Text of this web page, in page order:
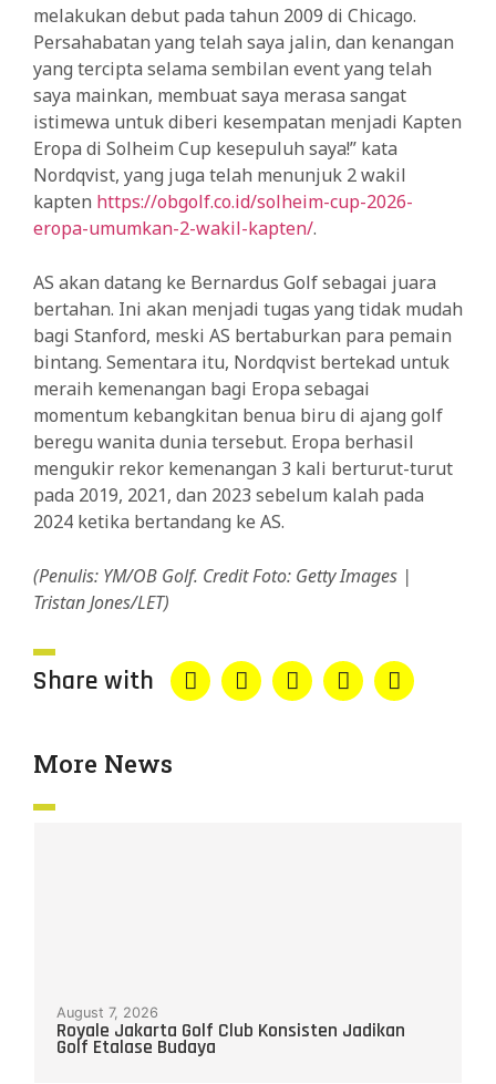
melakukan debut pada tahun 2009 di Chicago.
Persahabatan yang telah saya jalin, dan kenangan
yang tercipta selama sembilan event yang telah
saya mainkan, membuat saya merasa sangat
istimewa untuk diberi kesempatan menjadi Kapten
Eropa di Solheim Cup kesepuluh saya!” kata
Nordqvist, yang juga telah menunjuk 2 wakil
kapten https://obgolf.co.id/solheim-cup-2026-
eropa-umumkan-2-wakil-kapten/.
AS akan datang ke Bernardus Golf sebagai juara
bertahan. Ini akan menjadi tugas yang tidak mudah
bagi Stanford, meski AS bertaburkan para pemain
bintang. Sementara itu, Nordqvist bertekad untuk
meraih kemenangan bagi Eropa sebagai
momentum kebangkitan benua biru di ajang golf
beregu wanita dunia tersebut. Eropa berhasil
mengukir rekor kemenangan 3 kali berturut-turut
pada 2019, 2021, dan 2023 sebelum kalah pada
2024 ketika bertandang ke AS.
(Penulis: YM/OB Golf. Credit Foto: Getty Images |
Tristan Jones/LET)
Share with
More News
August 7, 2026
Royale Jakarta Golf Club Konsisten Jadikan
Golf Etalase Budaya